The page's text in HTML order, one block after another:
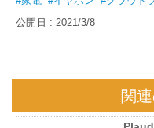
公開日 : 2021/3/8
関